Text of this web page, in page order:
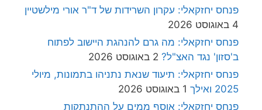
פנחס יחזקאלי: עקרון השרידות של ד"ר אורי מילשטיין
4 באוגוסט 2026
פנחס יחזקאלי: מה גרם להנהגת היישוב לפתוח
ב'סזון' נגד האצ"ל? 2 באוגוסט 2026
פנחס יחזקאלי: תיעוד שנאת נתניהו בתמונות, מיולי
2025 ואילך
1 באוגוסט 2026
פנחס יחזקאלי: אוסף ממים על ההתנתקות